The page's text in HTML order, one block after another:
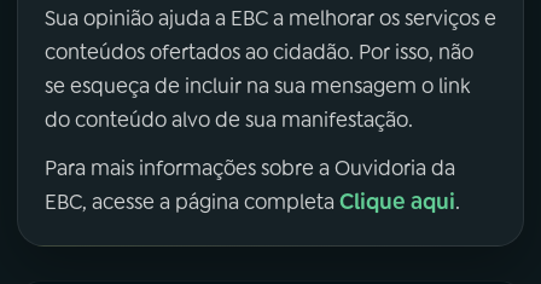
Sua opinião ajuda a EBC a melhorar os serviços e
conteúdos ofertados ao cidadão. Por isso, não
se esqueça de incluir na sua mensagem o link
do conteúdo alvo de sua manifestação.
Para mais informações sobre a Ouvidoria da
EBC, acesse a página completa Clique aqui.